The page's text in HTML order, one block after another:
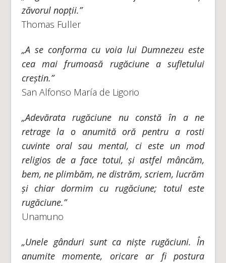
zăvorul nopții.”
Thomas Fuller
„A se conforma cu voia lui Dumnezeu este
cea mai frumoasă rugăciune a sufletului
creștin.”
San Alfonso María de Ligorio
„Adevărata rugăciune nu constă în a ne
retrage la o anumită oră pentru a rosti
cuvinte oral sau mental, ci este un mod
religios de a face totul, și astfel mâncăm,
bem, ne plimbăm, ne distrăm, scriem, lucrăm
și chiar dormim cu rugăciune; totul este
rugăciune.”
Unamuno
„Unele gânduri sunt ca niște rugăciuni. În
anumite momente, oricare ar fi postura